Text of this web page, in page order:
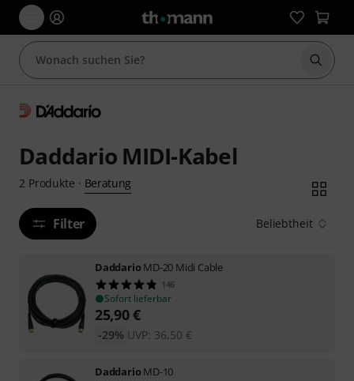
Suche
Daddario MIDI-Kabel
2 Produkte · Beratung
Filter Beliebtheit
DaddarioMD-20 Midi Cable
146
Sofort lieferbar
25,90€
UVP: 36,50 €
-29%
DaddarioMD-10